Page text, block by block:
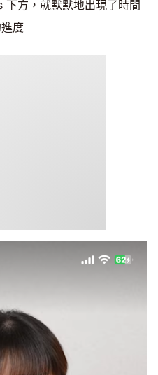
方，就默默地出現了時間
度